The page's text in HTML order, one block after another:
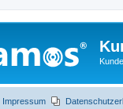
Impressum